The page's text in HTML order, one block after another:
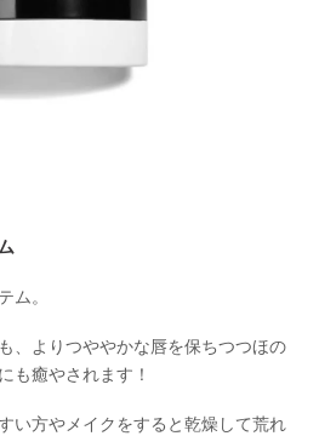
ム。
、よりつややかな唇を保ちつつほの
も癒やされます！
い方やメイクをすると乾燥して荒れ